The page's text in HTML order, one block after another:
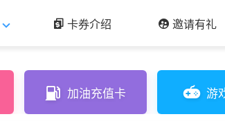
卡券介绍 邀请有礼
加油充值卡 游